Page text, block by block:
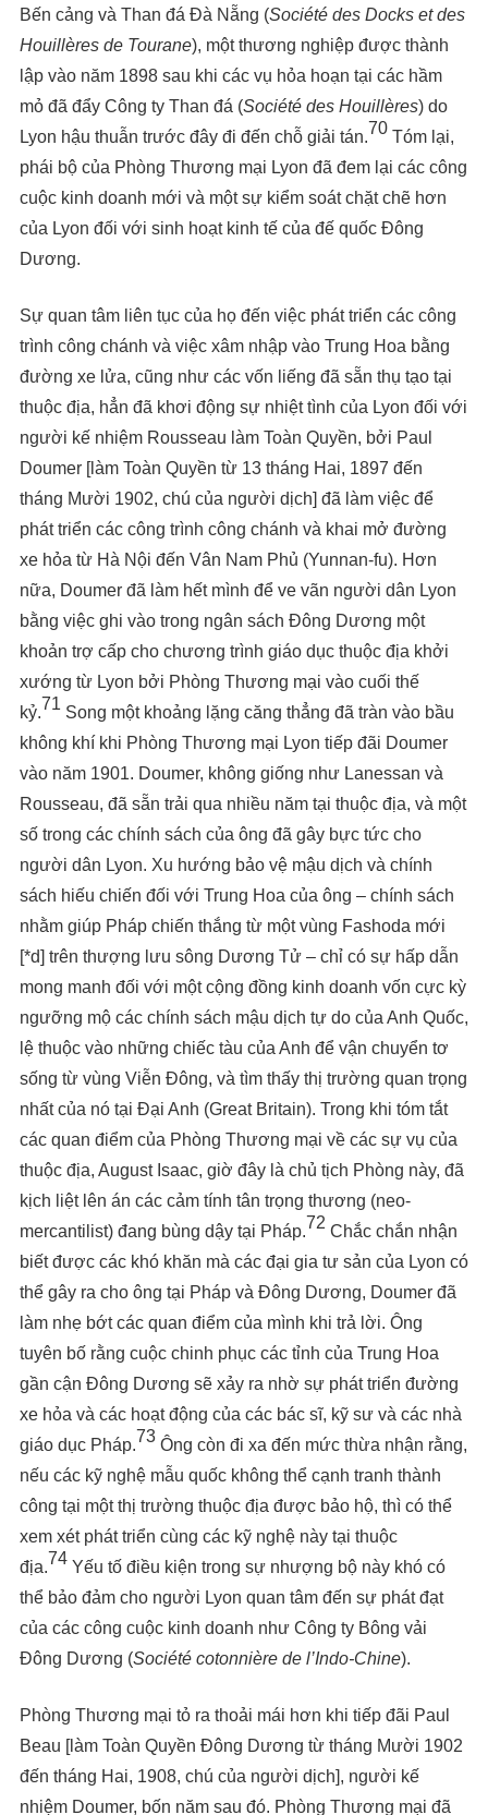
Bến cảng và Than đá Đà Nẵng (Société des Docks et des
Houillères de Tourane), một thương nghiệp được thành
lập vào năm 1898 sau khi các vụ hỏa hoạn tại các hầm
mỏ đã đẩy Công ty Than đá (Société des Houillères) do
Lyon hậu thuẫn trước đây đi đến chỗ giải tán.70 Tóm lại,
phái bộ của Phòng Thương mại Lyon đã đem lại các công
cuộc kinh doanh mới và một sự kiểm soát chặt chẽ hơn
của Lyon đối với sinh hoạt kinh tế của đế quốc Đông
Dương.
Sự quan tâm liên tục của họ đến việc phát triển các công
trình công chánh và việc xâm nhập vào Trung Hoa bằng
đường xe lửa, cũng như các vốn liếng đã sẵn thụ tạo tại
thuộc địa, hẳn đã khơi động sự nhiệt tình của Lyon đối với
người kế nhiệm Rousseau làm Toàn Quyền, bởi Paul
Doumer [làm Toàn Quyền từ 13 tháng Hai, 1897 đến
tháng Mười 1902, chú của người dịch] đã làm việc để
phát triển các công trình công chánh và khai mở đường
xe hỏa từ Hà Nội đến Vân Nam Phủ (Yunnan-fu). Hơn
nữa, Doumer đã làm hết mình để ve vãn người dân Lyon
bằng việc ghi vào trong ngân sách Đông Dương một
khoản trợ cấp cho chương trình giáo dục thuộc địa khởi
xướng từ Lyon bởi Phòng Thương mại vào cuối thế
kỷ.71 Song một khoảng lặng căng thẳng đã tràn vào bầu
không khí khi Phòng Thương mại Lyon tiếp đãi Doumer
vào năm 1901. Doumer, không giống như Lanessan và
Rousseau, đã sẵn trải qua nhiều năm tại thuộc địa, và một
số trong các chính sách của ông đã gây bực tức cho
người dân Lyon. Xu hướng bảo vệ mậu dịch và chính
sách hiếu chiến đối với Trung Hoa của ông – chính sách
nhằm giúp Pháp chiến thắng từ một vùng Fashoda mới
[*d] trên thượng lưu sông Dương Tử – chỉ có sự hấp dẫn
mong manh đối với một cộng đồng kinh doanh vốn cực kỳ
ngưỡng mộ các chính sách mậu dịch tự do của Anh Quốc,
lệ thuộc vào những chiếc tàu của Anh để vận chuyển tơ
sống từ vùng Viễn Đông, và tìm thấy thị trường quan trọng
nhất của nó tại Đại Anh (Great Britain). Trong khi tóm tắt
các quan điểm của Phòng Thương mại về các sự vụ của
thuộc địa, August Isaac, giờ đây là chủ tịch Phòng này, đã
kịch liệt lên án các cảm tính tân trọng thương (neo-
mercantilist) đang bùng dậy tại Pháp.72 Chắc chắn nhận
biết được các khó khăn mà các đại gia tư sản của Lyon có
thể gây ra cho ông tại Pháp và Đông Dương, Doumer đã
làm nhẹ bớt các quan điểm của mình khi trả lời. Ông
tuyên bố rằng cuộc chinh phục các tỉnh của Trung Hoa
gần cận Đông Dương sẽ xảy ra nhờ sự phát triển đường
xe hỏa và các hoạt động của các bác sĩ, kỹ sư và các nhà
giáo dục Pháp.73 Ông còn đi xa đến mức thừa nhận rằng,
nếu các kỹ nghệ mẫu quốc không thể cạnh tranh thành
công tại một thị trường thuộc địa được bảo hộ, thì có thể
xem xét phát triển cùng các kỹ nghệ này tại thuộc
địa.74 Yếu tố điều kiện trong sự nhượng bộ này khó có
thể bảo đảm cho người Lyon quan tâm đến sự phát đạt
của các công cuộc kinh doanh như Công ty Bông vải
Đông Dương (Société cotonnière de l’Indo-Chine).
Phòng Thương mại tỏ ra thoải mái hơn khi tiếp đãi Paul
Beau [làm Toàn Quyền Đông Dương từ tháng Mười 1902
đến tháng Hai, 1908, chú của người dịch], người kế
nhiệm Doumer, bốn năm sau đó. Phòng Thương mại đã